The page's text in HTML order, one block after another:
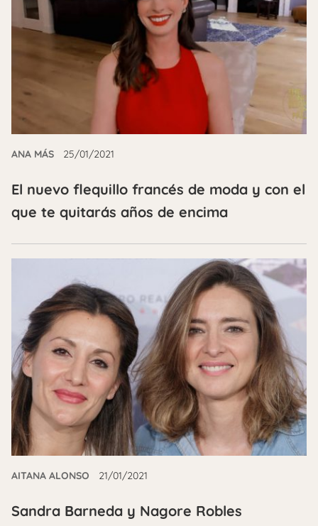
ANA MÁS 25/01/2021
El nuevo flequillo francés de moda y con el
que te quitarás años de encima
AITANA ALONSO 21/01/2021
Sandra Barneda y Nagore Robles